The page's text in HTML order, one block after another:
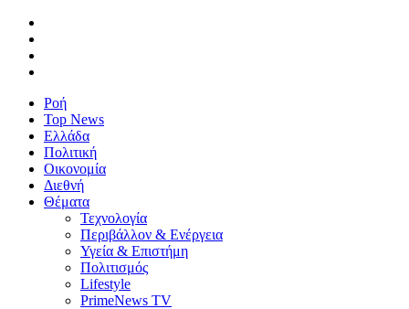
Ροή
Top News
Ελλάδα
Πολιτική
Οικονομία
Διεθνή
Θέματα
Τεχνολογία
Περιβάλλον & Ενέργεια
Υγεία & Επιστήμη
Πολιτισμός
Lifestyle
PrimeNews TV